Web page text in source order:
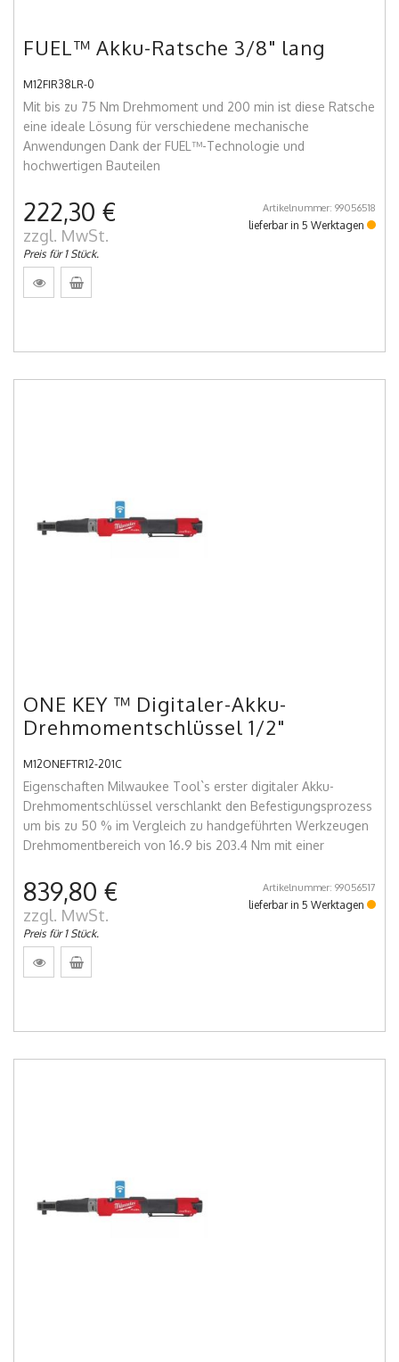
FUEL™ Akku-Ratsche 3/8" lang
M12FIR38LR-0
Mit bis zu 75 Nm Drehmoment und 200 min ist diese Ratsche
eine ideale Lösung für verschiedene mechanische
Anwendungen Dank der FUEL™-Technologie und
hochwertigen Bauteilen
222,30 €
zzgl. MwSt.
Preis für 1 Stück.
Artikelnummer: 99056518
lieferbar in 5 Werktagen
ONE KEY ™ Digitaler-Akku-
Drehmomentschlüssel 1/2"
M12ONEFTR12-201C
Eigenschaften Milwaukee Tool`s erster digitaler Akku-
Drehmomentschlüssel verschlankt den Befestigungsprozess
um bis zu 50 % im Vergleich zu handgeführten Werkzeugen
Drehmomentbereich von 16.9 bis 203.4 Nm mit einer
839,80 €
zzgl. MwSt.
Preis für 1 Stück.
Artikelnummer: 99056517
lieferbar in 5 Werktagen